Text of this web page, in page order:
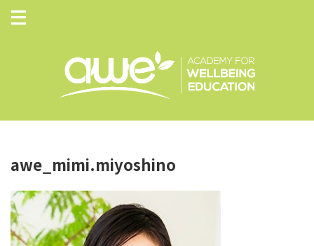
awe_mimi.miyoshino